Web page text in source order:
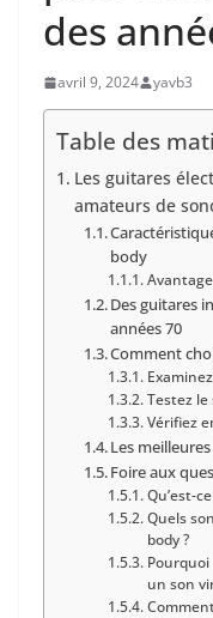
des
avril 9, 2024 yavb3
Table des
⁤Les ⁤guitares
amateurs ‍de
body
Des guitares
années 70 ⁣
Comment
Testez ⁣le
Vérifiez
Les
Foire aux
Qu’est-
Quels
body ?
⁢un son